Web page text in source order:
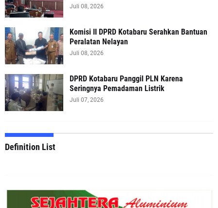
Juli 08, 2026
Komisi II DPRD Kotabaru Serahkan Bantuan
Peralatan Nelayan
Juli 08, 2026
DPRD Kotabaru Panggil PLN Karena
Seringnya Pemadaman Listrik
Juli 07, 2026
Definition List